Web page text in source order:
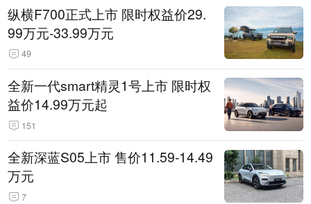
纵横F700正式上市 限时权益价29.
99万元-33.99万元
49
全新一代smart精灵1号上市 限时权
益价14.99万元起
151
全新深蓝S05上市 售价11.59-14.49
万元
7